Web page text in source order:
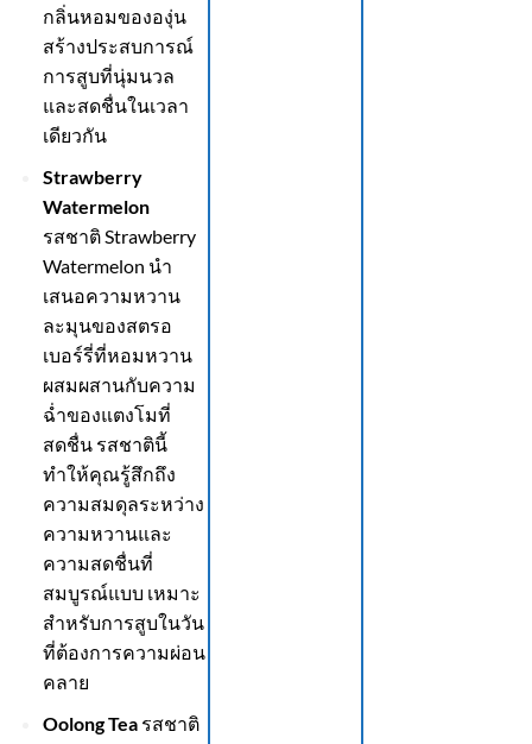
กลิ่นหอมขององุ่น
สร้างประสบการณ์
การสูบที่นุ่มนวล
และสดชื่นในเวลา
เดียวกัน
Strawberry
Watermelon
รสชาติ Strawberry
Watermelon นำ
เสนอความหวาน
ละมุนของสตรอ
เบอร์รี่ที่หอมหวาน
ผสมผสานกับความ
ฉ่ำของแตงโมที่
สดชื่น รสชาตินี้
ทำให้คุณรู้สึกถึง
ความสมดุลระหว่าง
ความหวานและ
ความสดชื่นที่
สมบูรณ์แบบ เหมาะ
สำหรับการสูบในวัน
ที่ต้องการความผ่อน
คลาย
Oolong Teaรสชาติ